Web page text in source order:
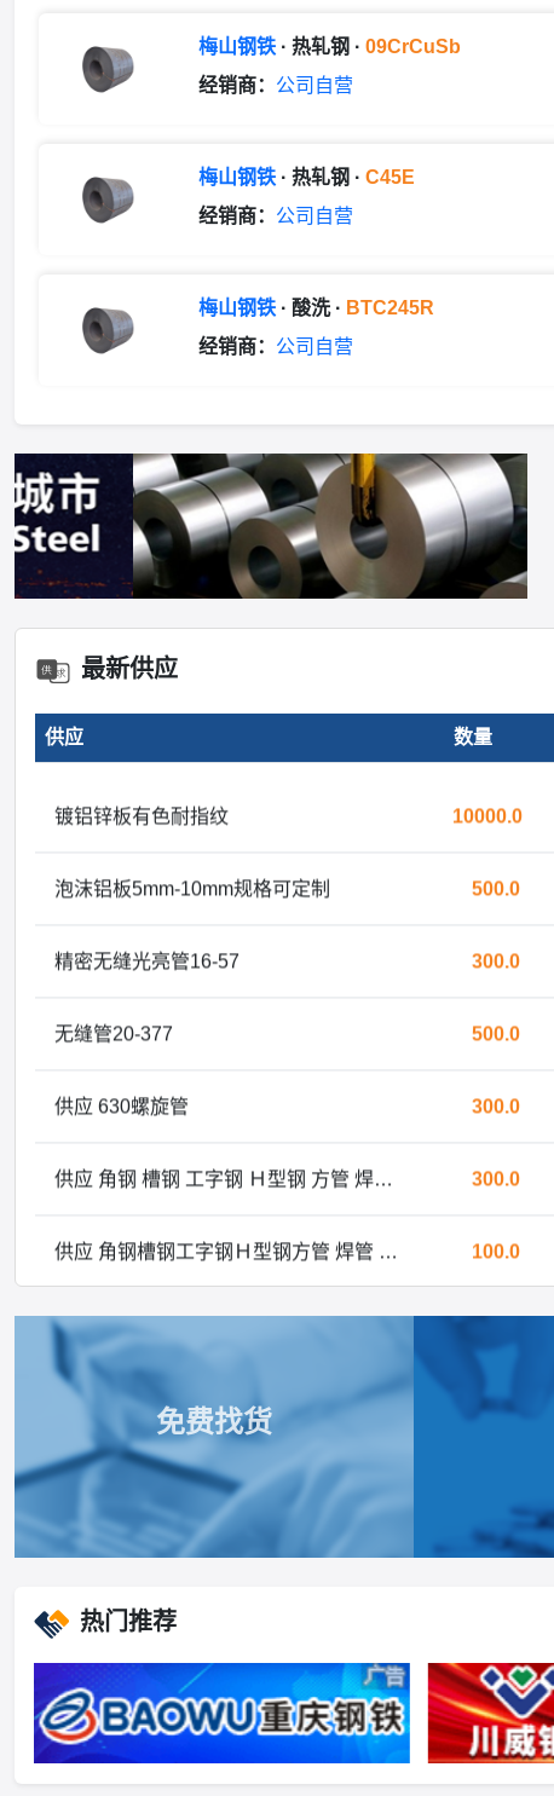
梅山钢铁 · 热轧钢 · 09CrCuSb
经销商： 公司自营
梅山钢铁 · 热轧钢 · C45E
经销商： 公司自营
梅山钢铁 · 酸洗 · BTC245R
经销商： 公司自营
最新供应
供应 数量
镀铝锌板有色耐指纹
泡沫铝板5mm-10mm规格可定制
精密无缝光亮管16-57
无缝管20-377
供应 630螺旋管
现货销售 角钢槽钢工字钢H型钢方管焊管镀锌管开平板中板
免费找货
热门推荐